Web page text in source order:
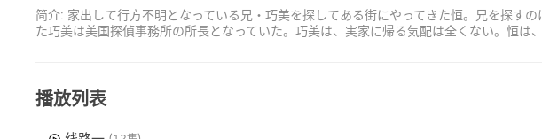
简介: 家出して行方不明となっている兄・巧美を探してある街にやってきた恒。兄を探す
た巧美は美国探偵事務所の所長となっていた。巧美は、実家に帰る気配は全くない。恒
播放列表